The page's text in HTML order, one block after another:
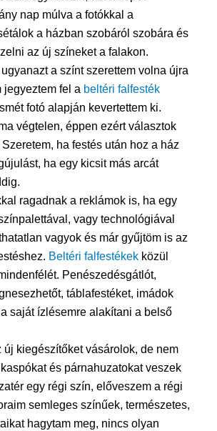
nap múlva a fotókkal a
a házban szobáról szobára és
az új színeket a falakon.
a színt szerettem volna újra
jegyeztem fel a beltéri falfesték
fotó alapján kevertettem ki.
végtelen, éppen ezért választok
ha festés után hoz a ház
ha egy kicsit más arcát
ragadnak a reklámok is, ha egy
vagy technológiával
vagyok és már gyűjtöm is az
Beltéri falfestékekközül
Penészedésgátlót,
táblafestéket, imádok
saját ízlésemre alakítani a belső
új kiegészítőket vásárolok, de nem
és párnahuzatokat veszek
egy régi szín, előveszem a régi
semleges színűek, természetes,
hagytam meg, nincs olyan